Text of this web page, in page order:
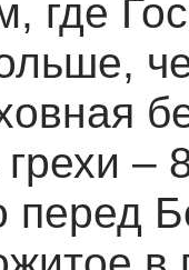
где
–
перед